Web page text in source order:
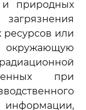
природных
или
окружающую
при